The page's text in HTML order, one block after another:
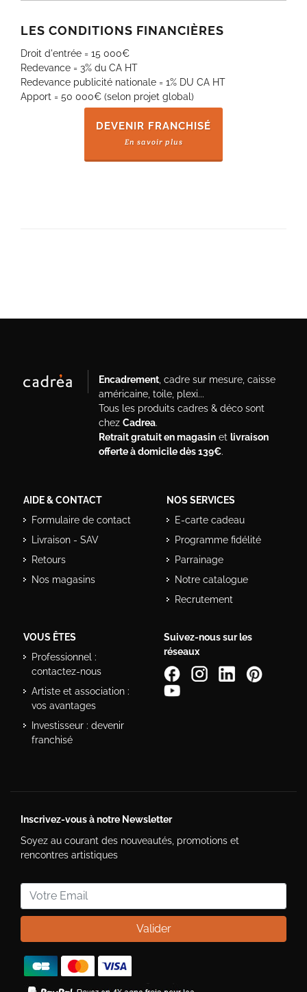
LES CONDITIONS FINANCIÈRES
Droit d'entrée = 15 000€
Redevance = 3% du CA HT
Redevance publicité nationale = 1% DU CA HT
Apport = 50 000€ (selon projet global)
DEVENIR FRANCHISÉ
En savoir plus
Encadrement, cadre sur mesure, caisse
américaine, toile, plexi...
Tous les produits cadres & déco sont
chez Cadrea.
Retrait gratuit en magasinet livraison
offerte à domicile dès 139€.
AIDE & CONTACT
Formulaire de contact
Livraison - SAV
Retours
Nos magasins
NOS SERVICES
E-carte cadeau
Programme fidélité
Parrainage
Notre catalogue
Recrutement
VOUS ÊTES
Professionnel :
contactez-nous
Artiste et association :
vos avantages
Investisseur : devenir
franchisé
Suivez-nous sur les
réseaux
Inscrivez-vous à notre Newsletter
Soyez au courant des nouveautés, promotions et
rencontres artistiques
Valider